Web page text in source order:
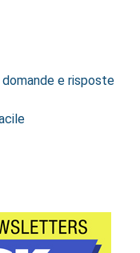
e risposte